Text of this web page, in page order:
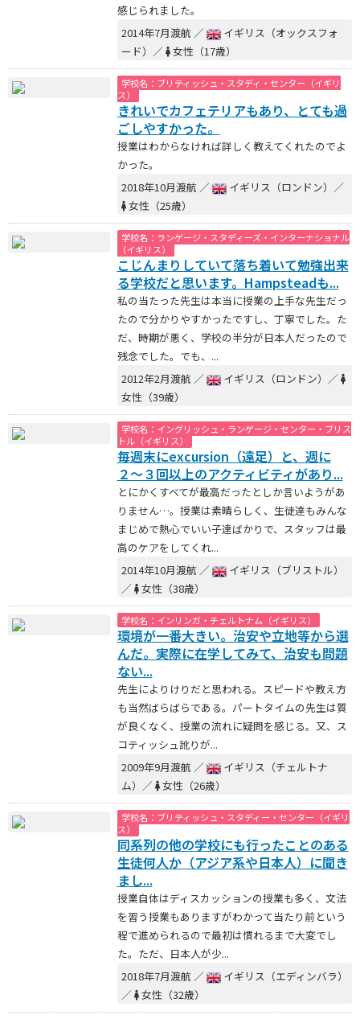
感じられました。
2014年7月渡航 ／
イギリス（オックスフォ
ード）／ 女性（17歳）
学校名：ブリティッシュ・スタディ・センター（イギリ
ス）
きれいでカフェテリアもあり、とても過
ごしやすかった。
授業はわからなければ詳しく教えてくれたのでよ
かった。
2018年10月渡航 ／
イギリス（ロンドン）／
女性（25歳）
学校名：ランゲージ・スタディーズ・インターナショナル
（イギリス）
こじんまりしていて落ち着いて勉強出来
る学校だと思います。Hampsteadも...
私の当たった先生は本当に授業の上手な先生だっ
たので分かりやすかったですし、丁寧でした。た
だ、時期が悪く、学校の半分が日本人だったので
残念でした。でも、...
2012年2月渡航 ／
イギリス（ロンドン）／
女性（39歳）
学校名：イングリッシュ・ランゲージ・センター・ブリス
トル（イギリス）
毎週末にexcursion（遠足）と、週に
２〜３回以上のアクティビティがあり...
とにかくすべてが最高だったとしか言いようがあ
りません…。授業は素晴らしく、生徒達もみんな
まじめで熱心でいい子達ばかりで、スタッフは最
高のケアをしてくれ...
2014年10月渡航 ／
イギリス（ブリストル）
／ 女性（38歳）
学校名：インリンガ・チェルトナム（イギリス）
環境が一番大きい。治安や立地等から選
んだ。実際に在学してみて、治安も問題
ない...
先生によりけりだと思われる。スピードや教え方
も当然ばらばらである。パートタイムの先生は質
が良くなく、授業の流れに疑問を感じる。又、ス
コティッシュ訛りが...
2009年9月渡航 ／
イギリス（チェルトナ
ム）／ 女性（26歳）
学校名：ブリティッシュ・スタディー・センター（イギリ
ス）
同系列の他の学校にも行ったことのある
生徒何人か（アジア系や日本人）に聞き
まし...
授業自体はディスカッションの授業も多く、文法
を習う授業もありますがわかって当たり前という
程で進められるので最初は慣れるまで大変でし
た。ただ、日本人が少...
2018年7月渡航 ／
イギリス（エディンバラ）
／ 女性（32歳）